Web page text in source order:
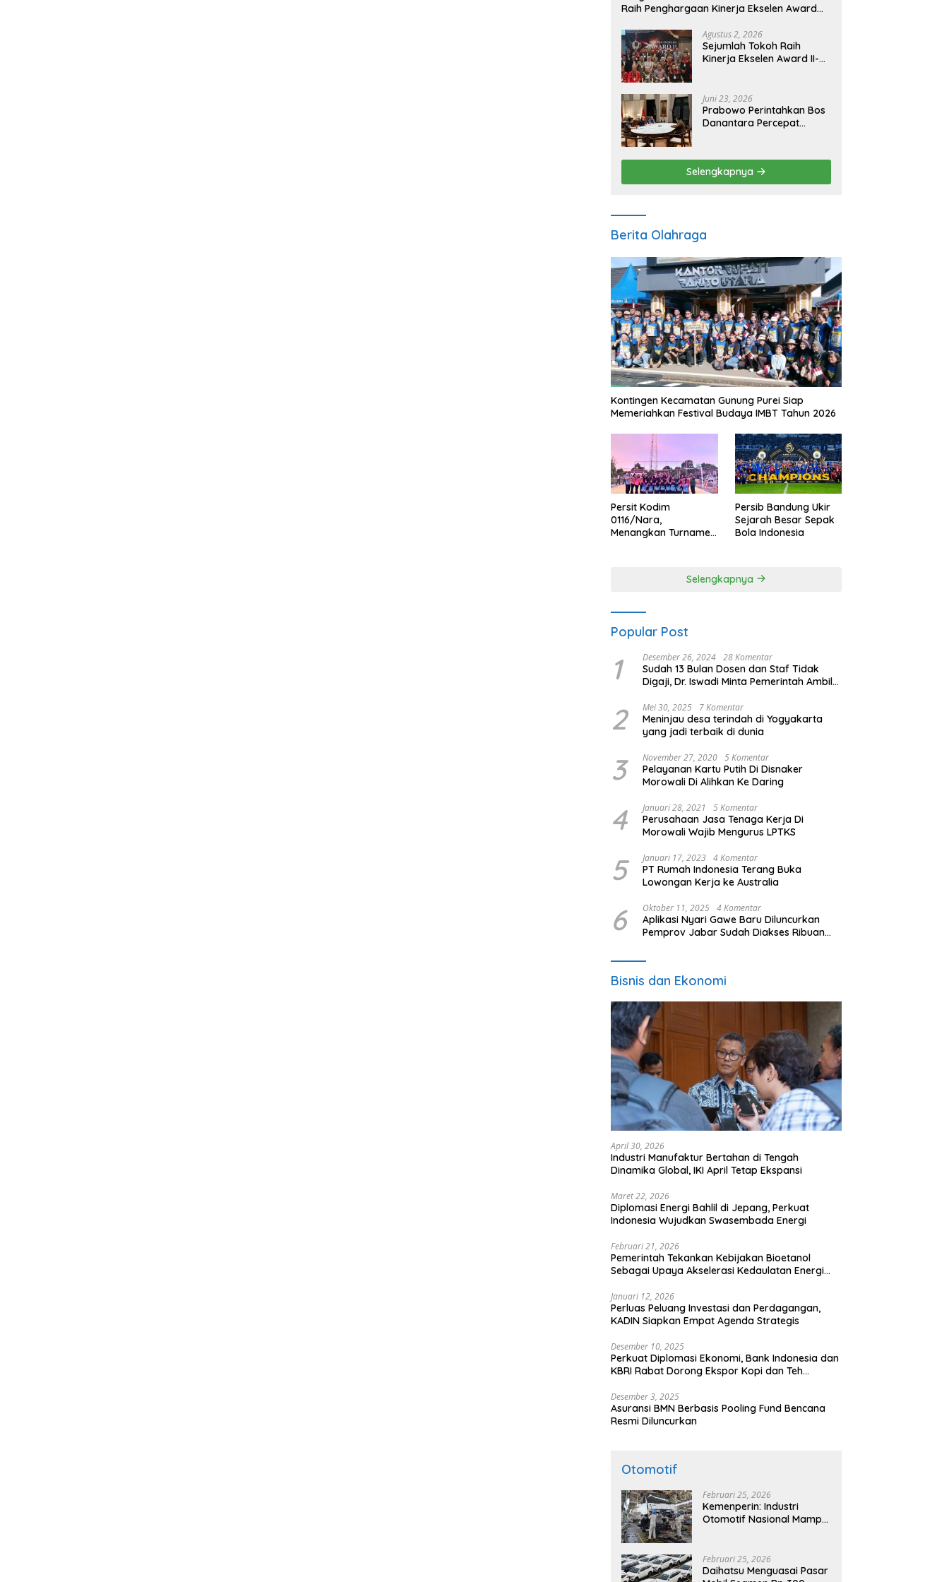
Raih Penghargaan Kinerja Ekselen Award
Agustus 2, 2026
Sejumlah Tokoh Raih
Kinerja Ekselen Award II-
Juni 23, 2026
Prabowo Perintahkan Bos
Danantara Percepat
Ekonomi Baru
Selengkapnya
Berita Olahraga
Kontingen Kecamatan Gunung Purei Siap
Memeriahkan Festival Budaya IMBT Tahun 2026
Persit Kodim
0116/Nara,
Menangkan Turnamen
Persib Bandung Ukir
Sejarah Besar Sepak
Bola Indonesia
Selengkapnya
Popular Post
1 Desember 26, 2024 28 Komentar
Sudah 13 Bulan Dosen dan Staf Tidak
Digaji, Dr. Iswadi Minta Pemerintah Ambil
2 Mei 30, 2025 7 Komentar
Meninjau desa terindah di Yogyakarta
yang jadi terbaik di dunia
3 November 27, 2020 5 Komentar
Pelayanan Kartu Putih Di Disnaker
Morowali Di Alihkan Ke Daring
4 Januari 28, 2021 5 Komentar
Perusahaan Jasa Tenaga Kerja Di
Morowali Wajib Mengurus LPTKS
5 Januari 17, 2023 4 Komentar
PT Rumah Indonesia Terang Buka
Lowongan Kerja ke Australia
6 Oktober 11, 2025 4 Komentar
Aplikasi Nyari Gawe Baru Diluncurkan
Pemprov Jabar Sudah Diakses Ribuan
Bisnis dan Ekonomi
April 30, 2026
Industri Manufaktur Bertahan di Tengah
Dinamika Global, IKI April Tetap Ekspansi
Maret 22, 2026
Diplomasi Energi Bahlil di Jepang, Perkuat
Indonesia Wujudkan Swasembada Energi
Februari 21, 2026
Pemerintah Tekankan Kebijakan Bioetanol
Sebagai Upaya Akselerasi Kedaulatan Energi
Januari 12, 2026
Perluas Peluang Investasi dan Perdagangan,
KADIN Siapkan Empat Agenda Strategis
Desember 10, 2025
Perkuat Diplomasi Ekonomi, Bank Indonesia dan
KBRI Rabat Dorong Ekspor Kopi dan Teh
Desember 3, 2025
Asuransi BMN Berbasis Pooling Fund Bencana
Resmi Diluncurkan
Otomotif
Februari 25, 2026
Kemenperin: Industri
Otomotif Nasional Mampu
Februari 25, 2026
Daihatsu Menguasai Pasar